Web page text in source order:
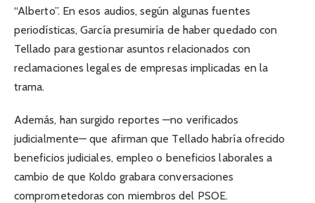
“Alberto”. En esos audios, según algunas fuentes
periodísticas, García presumiría de haber quedado con
Tellado para gestionar asuntos relacionados con
reclamaciones legales de empresas implicadas en la
trama.
Además, han surgido reportes —no verificados
judicialmente— que afirman que Tellado habría ofrecido
beneficios judiciales, empleo o beneficios laborales a
cambio de que Koldo grabara conversaciones
comprometedoras con miembros del PSOE.